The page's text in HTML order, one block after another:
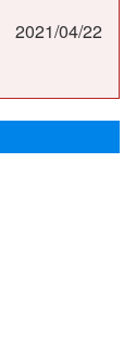
2021/04/22